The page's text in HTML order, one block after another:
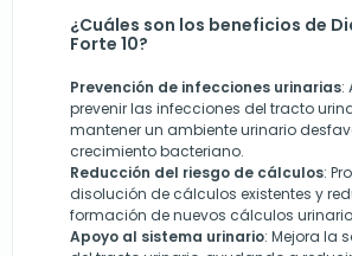
¿Cuáles son los beneficios de
Forte 10?
Prevención de infecciones urinarias:
prevenir las infecciones del tracto
mantener un ambiente urinario
crecimiento bacteriano.
Reducción del riesgo de cálculos:
disolución de cálculos existentes y
formación de nuevos cálculos
Apoyo al sistema urinario: Mejora la